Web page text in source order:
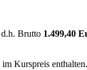
Brutto 1.499,40
Kurspreis enthalten.